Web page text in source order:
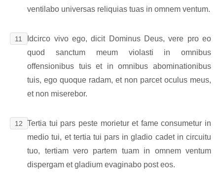
ventilabo universas reliquias tuas in omnem ventum.
11
Idcirco vivo ego, dicit Dominus Deus, vere pro eo
quod sanctum meum violasti in omnibus
offensionibus tuis et in omnibus abominationibus
tuis, ego quoque radam, et non parcet oculus meus,
et non miserebor.
12
Tertia tui pars peste morietur et fame consumetur in
medio tui, et tertia tui pars in gladio cadet in circuitu
tuo, tertiam vero partem tuam in omnem ventum
dispergam et gladium evaginabo post eos.